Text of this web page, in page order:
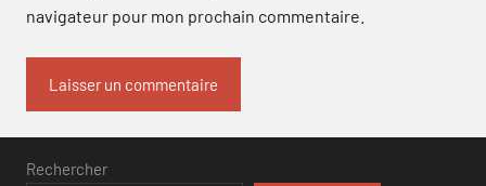
navigateur pour mon prochain commentaire.
Rechercher